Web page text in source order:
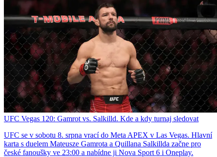
UFC Vegas 120: Gamrot vs. Salkilld. Kde a kdy turnaj sledovat
UFC se v sobotu 8. srpna vrací do Meta APEX v Las Vegas. Hlavní
karta s duelem Mateusze Gamrota a Quillana Salkillda začne pro
české fanoušky ve 23:00 a nabídne ji Nova Sport 6 i Oneplay.